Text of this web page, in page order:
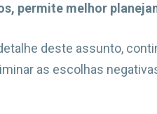
permite melhor
deste assunto,
as escolhas